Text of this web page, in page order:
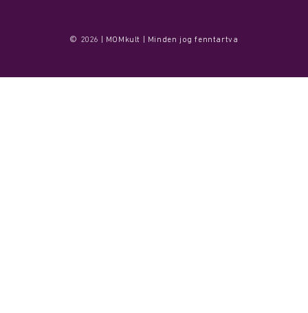
© 2026 | MOMkult | Minden jog fenntartva